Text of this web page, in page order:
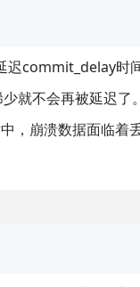
commit_delay时
就不会再被延迟
，崩溃数据面临着